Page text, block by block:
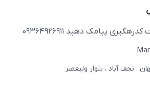
پیامک دهید 09364926911
، نجف آباد ، بلوار ولیعصر